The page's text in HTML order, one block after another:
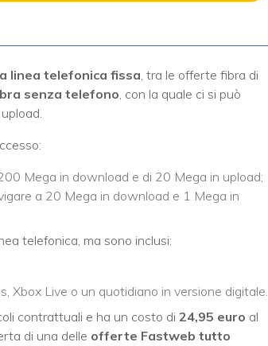
linea telefonica fissa, tra le offerte fibra di
senza telefono, con la quale ci si può
Mega in download e di 20 Mega in upload;
a 20 Mega in download e 1 Mega in
telefonica, ma sono inclusi:
Xbox Live o un quotidiano in versione digitale.
contrattuali e ha un costo di 24,95 euro al
di una delle offerte Fastweb tutto